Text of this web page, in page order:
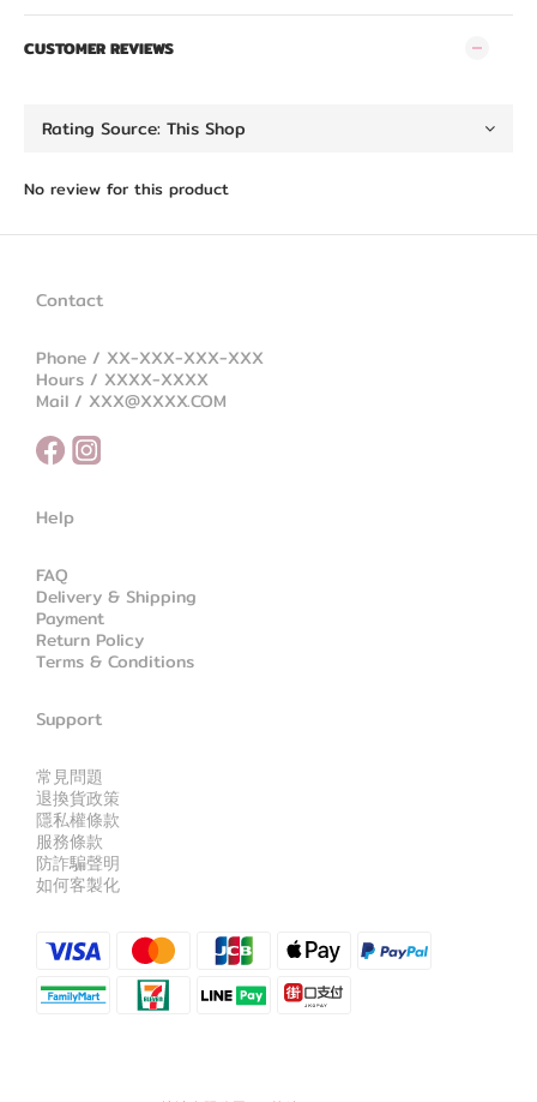
CUSTOMER REVIEWS
No review for this product
Contact
Phone / XX-XXX-XXX-XXX
Hours / XXXX-XXXX
Mail / XXX@XXXX.COM
Help
FAQ
Delivery & Shipping
Payment
Return Policy
Terms & Conditions
Support
常見問題
退換貨政策
隱私權條款
服務條款
防詐騙聲明
如何客製化